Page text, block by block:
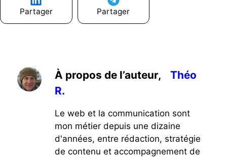
Partager Partager
À propos de l’auteur,
Théo
R.
Le web et la communication sont
mon métier depuis une dizaine
d'années, entre rédaction, stratégie
de contenu et accompagnement de